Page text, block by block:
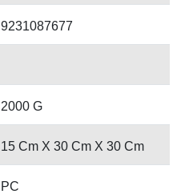
9231087677
2000 G
15 Cm X 30 Cm X 30 Cm
PC